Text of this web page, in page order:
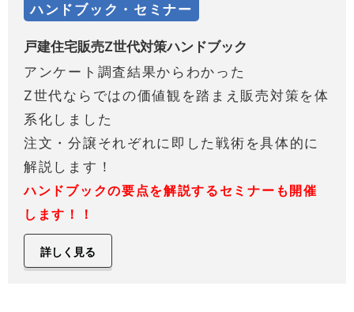
ハンドブック・セミナー
戸建住宅販売Z世代対策ハンドブック
アンケート調査結果からわかった
Z世代ならではの価値観を踏まえ販売対策を体
系化しました
注文・分譲それぞれに即した戦術を具体的に
解説します！
ハンドブックの要点を解説するセミナーも開催
します！！
詳しく見る